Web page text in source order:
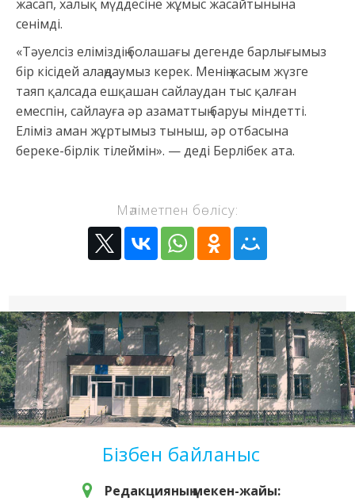
жасап, халық мүддесіне жұмыс жасайтынына
сенімді.
«Тәуелсіз еліміздің болашағы дегенде барлығымыз
бір кісідей алаңдаумыз керек. Менің жасым жүзге
таяп қалсада ешқашан сайлаудан тыс қалған
емеспін, сайлауға әр азаматтың баруы міндетті.
Еліміз аман жұртымыз тыныш, әр отбасына
береке-бірлік тілеймін». — деді Берлібек ата.
Мәліметпен бөлісу:
Бізбен байланыс
Редакцияның мекен-жайы: